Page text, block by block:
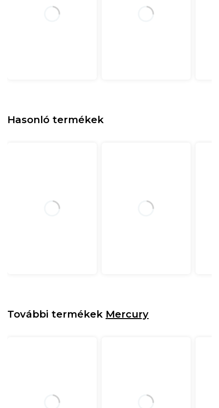
Hasonló termékek
További termékek Mercury